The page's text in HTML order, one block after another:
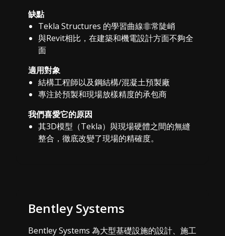
缺點
Tekla Structures 的學習曲線非常陡峭
與Revit相比，在建築和機電設計方面不夠全
面
適用對象
結構工程師以及鋼結構/混凝土預製廠
專注於預製和現場放樣精度的承包商
我們喜愛它的原因
其3D模型（Tekla）與現場硬體之間的無縫
整合，徹底改變了現場的精確度。
Bentley Systems
Bentley Systems 為大型基礎設施的設計、施工